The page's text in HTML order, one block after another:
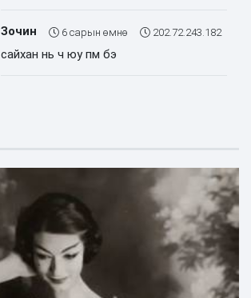
Зочин 6 сарын өмнө 202.72.243.182
сайхан нь ч юу пм бэ